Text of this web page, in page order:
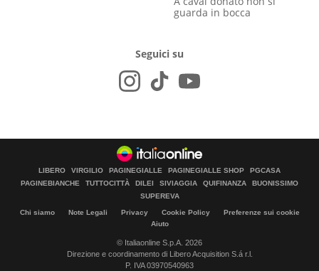
guarda in bocca
Seguici su
LIBERO VIRGILIO PAGINEGIALLE PAGINEGIALLE SHOP
PGCASA
PAGINEBIANCHE
TUTTOCITTÀ DILEI SIVIAGGIA QUIFINANZA
BUONISSIMO
SUPEREVA
Chi siamo Note Legali Privacy Cookie Policy
Preferenze sui cookie
Aiuto
© Italiaonline S.p.A. 2026
Direzione e coordinamento di Libero Acquisition S.á r.l.
P. IVA 03970540963